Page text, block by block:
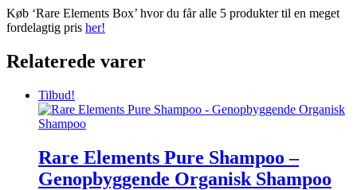
Køb ‘Rare Elements Box’ hvor du får alle 5 produkter til en meget
fordelagtig pris her!
Relaterede varer
Tilbud!
Rare Elements Pure Shampoo –
Genopbyggende Organisk Shampoo